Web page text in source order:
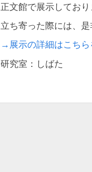
正文館で展示しており
立ち寄った際には、
→展示の詳細はこちら
研究室：しばた